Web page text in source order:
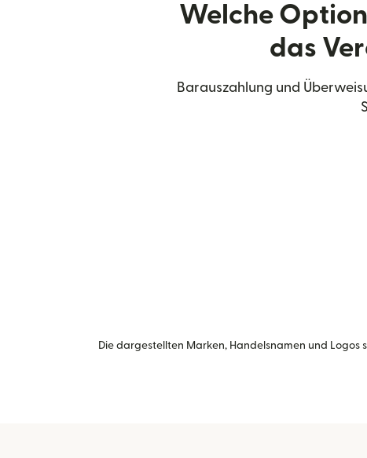
Welche
das
Barauszahlung und
Die dargestellten Marken, Handelsnamen und